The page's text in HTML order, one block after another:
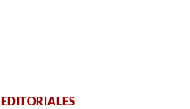
EDITORIALES